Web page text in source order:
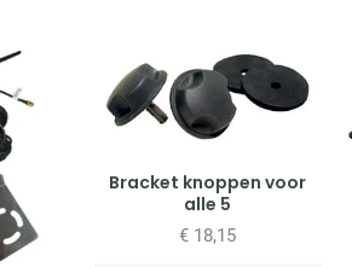
Bracket knoppen voor
alle 5
€ 18,15